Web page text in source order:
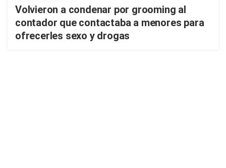
Volvieron a condenar por grooming al
contador que contactaba a menores para
ofrecerles sexo y drogas